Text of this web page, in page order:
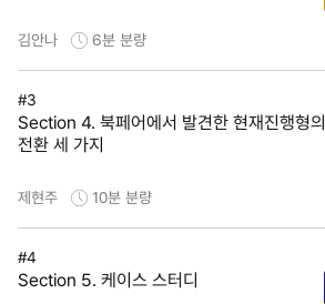
김안나 6분 분량
#3
Section 4. 북페어에서 발견한 현재진행형의
전환 세 가지
제현주 10분 분량
#4
Section 5. 케이스 스터디